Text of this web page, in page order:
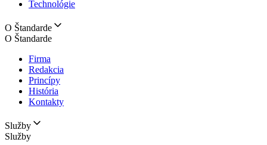
Technológie
O Štandarde
O Štandarde
Firma
Redakcia
Princípy
História
Kontakty
Služby
Služby